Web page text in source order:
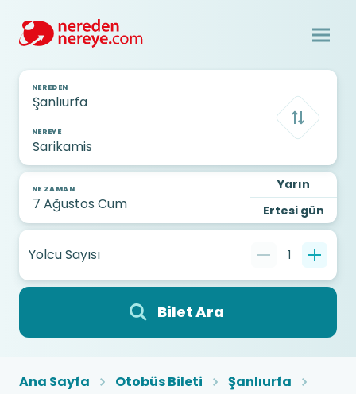
NEREDEN
NEREYE
NE ZAMAN
Yarın
Ertesi gün
Yolcu Sayısı 1
Bilet Ara
Ana Sayfa Otobüs Bileti
Şanlıurfa